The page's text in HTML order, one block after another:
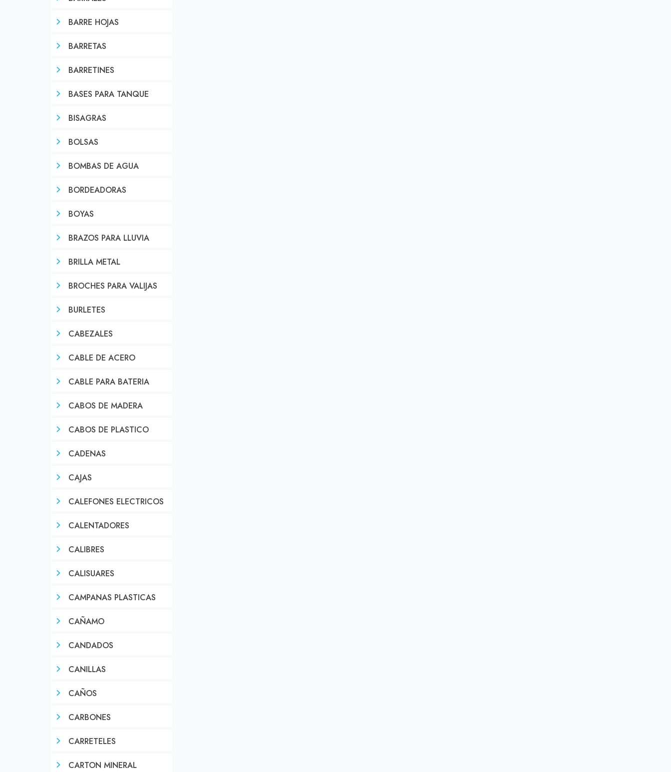
BARRE HOJAS
BARRETAS
BARRETINES
BASES PARA TANQUE
BISAGRAS
BOLSAS
BOMBAS DE AGUA
BORDEADORAS
BOYAS
BRAZOS PARA LLUVIA
BRILLA METAL
BROCHES PARA VALIJAS
BURLETES
CABEZALES
CABLE DE ACERO
CABLE PARA BATERIA
CABOS DE MADERA
CABOS DE PLASTICO
CADENAS
CAJAS
CALEFONES ELECTRICOS
CALENTADORES
CALIBRES
CALISUARES
CAMPANAS PLASTICAS
CAÑAMO
CANDADOS
CANILLAS
CAÑOS
CARBONES
CARRETELES
CARTON MINERAL